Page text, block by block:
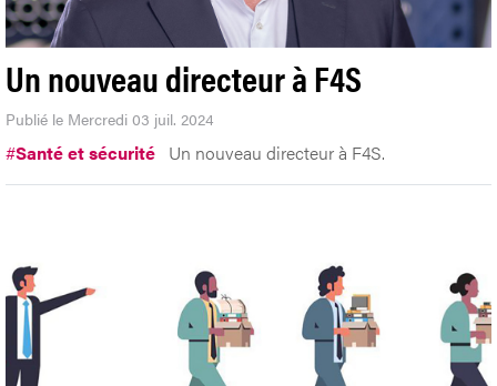
Un nouveau directeur à F4S
Publié le Mercredi 03 juil. 2024
#Santé et sécurité Un nouveau directeur à F4S.